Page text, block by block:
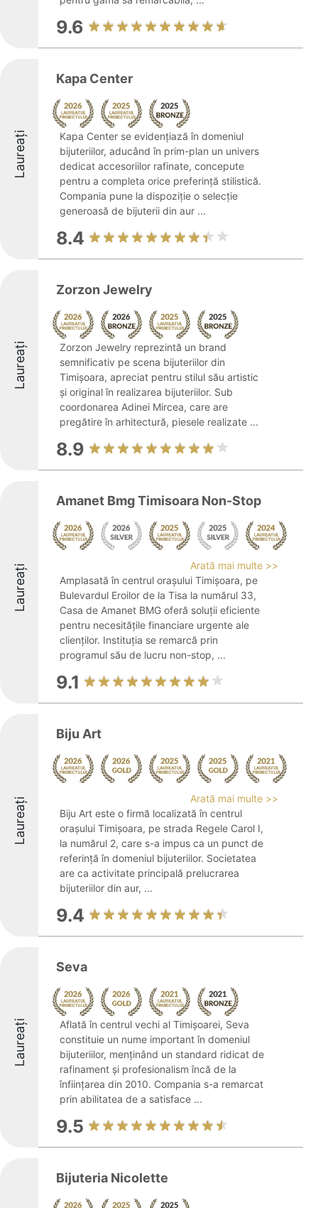
9.6
Laureați
Kapa Center
Kapa Center se evidențiază în domeniul
bijuteriilor, aducând în prim-plan un univers
dedicat accesoriilor rafinate, concepute
pentru a completa orice preferință stilistică.
Compania pune la dispoziție o selecție
generoasă de bijuterii din aur ...
8.4
Laureați
Zorzon Jewelry
Zorzon Jewelry reprezintă un brand
semnificativ pe scena bijuteriilor din
Timișoara, apreciat pentru stilul său artistic
și original în realizarea bijuteriilor. Sub
coordonarea Adinei Mircea, care are
pregătire în arhitectură, piesele realizate ...
8.9
Laureați
Amanet Bmg Timisoara Non-Stop
Arată mai multe >>
Amplasată în centrul orașului Timișoara, pe
Bulevardul Eroilor de la Tisa la numărul 33,
Casa de Amanet BMG oferă soluții eficiente
pentru necesitățile financiare urgente ale
clienților. Instituția se remarcă prin
programul său de lucru non-stop, ...
9.1
Laureați
Biju Art
Arată mai multe >>
Biju Art este o firmă localizată în centrul
orașului Timișoara, pe strada Regele Carol I,
la numărul 2, care s-a impus ca un punct de
referință în domeniul bijuteriilor. Societatea
are ca activitate principală prelucrarea
bijuteriilor din aur, ...
9.4
Laureați
Seva
Aflată în centrul vechi al Timișoarei, Seva
constituie un nume important în domeniul
bijuteriilor, menținând un standard ridicat de
rafinament și profesionalism încă de la
înființarea din 2010. Compania s-a remarcat
prin abilitatea de a satisface ...
9.5
Bijuteria Nicolette